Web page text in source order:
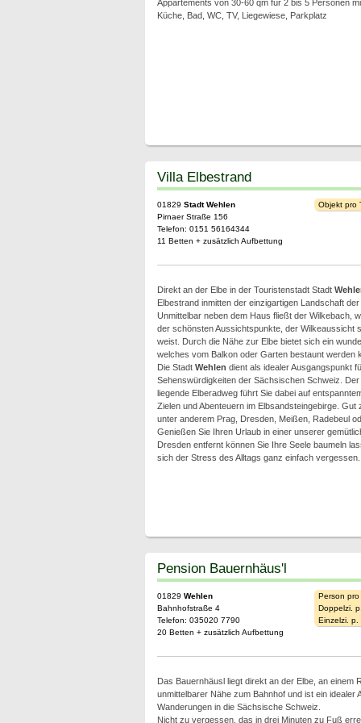
Appartements von 30-60 qm für 2 bis 5 Personen
Küche, Bad, WC, TV, Liegewiese, Parkplatz
Villa Elbestrand
01829 Stadt Wehlen
Pirnaer Straße 156
Telefon: 0151 56164344
11 Betten + zusätzlich Aufbettung
Objekt pro
Direkt an der Elbe in der Touristenstadt Stadt
Elbestrand inmitten der einzigartigen Landschaft
Unmittelbar neben dem Haus fließt der Wilkebach,
der schönsten Aussichtspunkte, der Wilkeaussicht
weist. Durch die Nähe zur Elbe bietet sich ein
welches vom Balkon oder Garten bestaunt werden
Die Stadt Wehlen dient als idealer Ausgangspunkt
Sehenswürdigkeiten der Sächsischen Schweiz.
liegende Elberadweg führt Sie dabei auf
Zielen und Abenteuern im Elbsandsteingebirge.
unter anderem Prag, Dresden, Meißen, Radebeul
Genießen Sie Ihren Urlaub in einer unserer
Dresden entfernt können Sie Ihre Seele baumeln
sich der Stress des Alltags ganz einfach vergessen.
Pension Bauernhäus'l
01829 Wehlen
Bahnhofstraße 4
Telefon: 035020 7790
20 Betten + zusätzlich Aufbettung
Person
Doppelzi.
Einzelzi.
Das Bauernhäusl liegt direkt an der Elbe, an einem
unmittelbarer Nähe zum Bahnhof und ist ein idealer
Wanderungen in die Sächsische Schweiz.
Nicht zu vergessen, das in drei Minuten zu Fuß